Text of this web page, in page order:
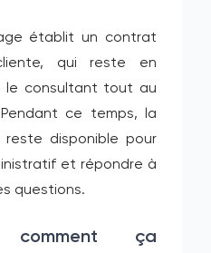
établit un contrat
qui reste en
consultant tout au
ce temps, la
disponible pour
et répondre à
questions.
comment ça